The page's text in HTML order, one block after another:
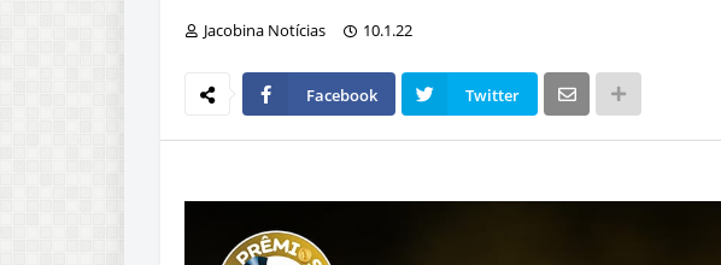
Jacobina Notícias 10.1.22
Facebook Twitter